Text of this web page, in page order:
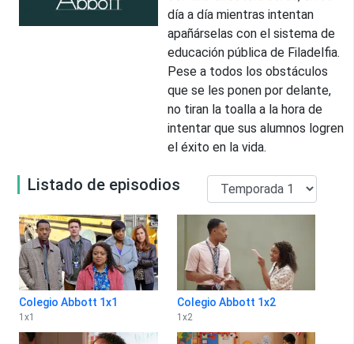
día a día mientras intentan
apañárselas con el sistema de
educación pública de Filadelfia.
Pese a todos los obstáculos
que se les ponen por delante,
no tiran la toalla a la hora de
intentar que sus alumnos logren
el éxito en la vida.
Listado de episodios
Colegio Abbott 1x1
1 x1
Colegio Abbott 1x2
1 x2